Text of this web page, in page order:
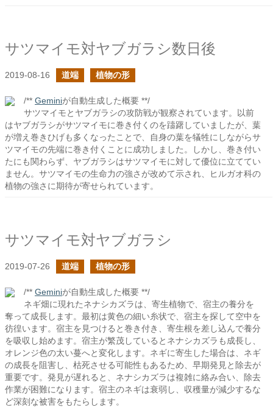
サツマイモ対ヤブガラシ数日後
2019-08-16 道端 植物の形
/** Geminiが自動生成した概要 **/
サツマイモとヤブガラシの攻防戦が観察されています。以前
はヤブガラシがサツマイモに巻き付くのを躊躇していましたが、葉
が増え巻きひげも多くなったことで、自身の葉を犠牲にしながらサ
ツマイモの先端に巻き付くことに成功しました。しかし、巻き付い
たにも関わらず、ヤブガラシはサツマイモに対して優位に立ててい
ません。サツマイモの生命力の強さが改めて示され、ヒルガオ科の
植物の強さに期待が寄せられています。
サツマイモ対ヤブガラシ
2019-07-26 道端 植物の形
/** Geminiが自動生成した概要 **/
ネギ畑に現れたネナシカズラは、寄生植物で、宿主の養分を
奪って成長します。最初は黄色の細い糸状で、宿主を探して空中を
彷徨います。宿主を見つけると巻き付き、寄生根を差し込んで養分
を吸収し始めます。宿主が繁茂しているとネナシカズラも成長し、
オレンジ色の太い蔓へと変化します。ネギに寄生した場合は、ネギ
の成長を阻害し、枯死させる可能性もあるため、早期発見と除去が
重要です。発見が遅れると、ネナシカズラは複雑に絡み合い、除去
作業が困難になります。宿主のネギは衰弱し、収穫量が減少するな
ど深刻な被害をもたらします。